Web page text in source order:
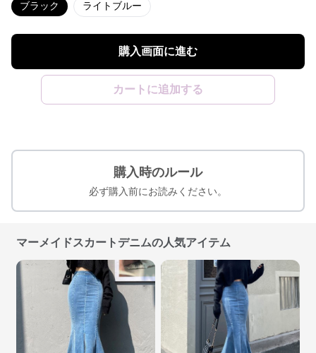
ブラック ライトブルー
購入画面に進む
カートに追加する
購入時のルール
必ず購入前にお読みください。
マーメイドスカートデニムの人気アイテム